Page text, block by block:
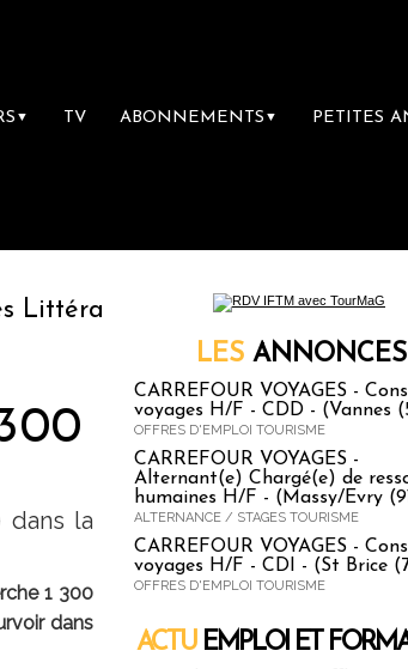
▼ TV ABONNEMENTS ▼ PETITES
la première librairie du
dans la
1 300
dans
LES ANNONCES
CARREFOUR VOYAGES -
voyages H/F - CDD - (Vannes
OFFRES D'EMPLOI TOURISME
CARREFOUR VOYAGES -
Alternant(e) Chargé(e) de
humaines H/F - (Massy/Evry
ALTERNANCE / STAGES TOURISME
CARREFOUR VOYAGES -
voyages H/F - CDI - (St Brice
OFFRES D'EMPLOI TOURISME
ACTU EMPLOI ET